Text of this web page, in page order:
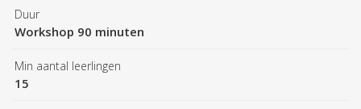
Duur
Workshop 90 minuten
Min aantal leerlingen
15